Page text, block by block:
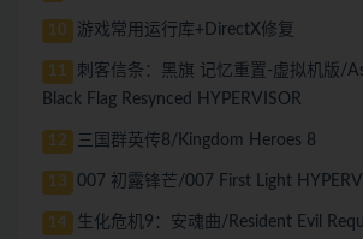
10 游戏常用运行库+DirectX修复
11
刺客信条：黑旗 记忆重置-虚拟机版/
Black Flag Resynced HYPERVISOR
12 三国群英传8/Kingdom Heroes 8
13 007 初露锋芒/007 First Light
14 生化危机9：安魂曲/Resident Evil